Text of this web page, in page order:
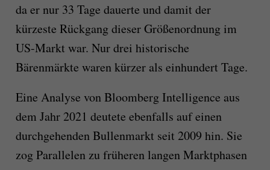
da er nur 33 Tage dauerte und damit der
kürzeste Rückgang dieser Größenordnung im
US-Markt war. Nur drei historische
Bärenmärkte waren kürzer als einhundert Tage.
Eine Analyse von Bloomberg Intelligence aus
dem Jahr 2021 deutete ebenfalls auf einen
durchgehenden Bullenmarkt seit 2009 hin. Sie
zog Parallelen zu früheren langen Marktphasen